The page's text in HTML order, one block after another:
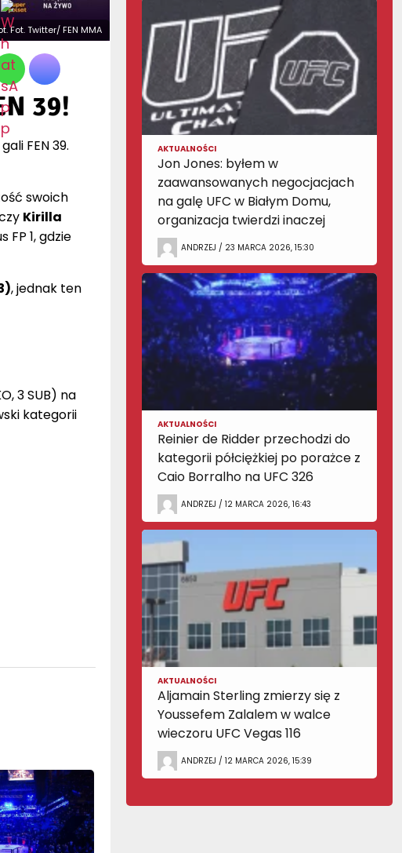
Fot. Twitter/ FEN MMA
39!
FEN 39.
swoich
Kirilla
1, gdzie
, jednak ten
3 SUB) na
kategorii
AKTUALNOŚCI
Jon Jones: byłem w
zaawansowanych negocjacjach
na galę UFC w Białym Domu,
organizacja twierdzi inaczej
ANDRZEJ / 23 MARCA 2026, 15:30
AKTUALNOŚCI
Reinier de Ridder przechodzi do
kategorii półciężkiej po porażce z
Caio Borralho na UFC 326
ANDRZEJ / 12 MARCA 2026, 16:43
AKTUALNOŚCI
Aljamain Sterling zmierzy się z
Youssefem Zalalem w walce
wieczoru UFC Vegas 116
ANDRZEJ / 12 MARCA 2026, 15:39